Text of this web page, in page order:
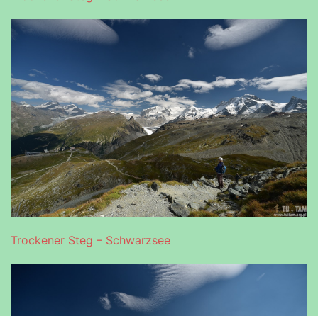
Trockener Steg – Schwarzsee